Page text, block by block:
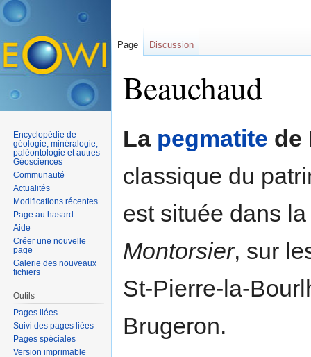
Beauchaud
La pegmatite de
classique du
est située dans
Montorsier, sur
St-Pierre-la-
Brugeron.
Page Discussion
Encyclopédie de
géologie, minéralogie,
paléontologie et autres
Géosciences
Communauté
Actualités
Modifications récentes
Page au hasard
Aide
Créer une nouvelle
page
Galerie des nouveaux
fichiers
Outils
Pages liées
Suivi des pages liées
Pages spéciales
Version imprimable